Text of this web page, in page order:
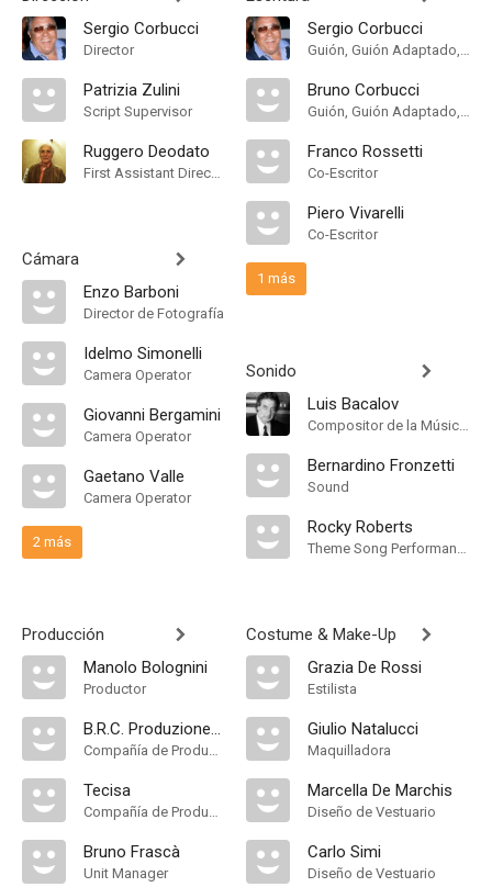
Sergio Corbucci
Director
Patrizia Zulini
Script Supervisor
Ruggero Deodato
First Assistant Director
Cámara
Enzo Barboni
Director de Fotografía
Idelmo Simonelli
Camera Operator
Giovanni Bergamini
Camera Operator
Gaetano Valle
Camera Operator
2 más
Producción
Manolo Bolognini
Productor
B.R.C. Produzione S.r.l
Compañía de Produccion
Tecisa
Compañía de Produccion
Bruno Frascà
Unit Manager
Sergio Corbucci
Guión, Guión Adaptado, Historia
Bruno Corbucci
Guión, Guión Adaptado, Historia
Franco Rossetti
Co-Escritor
Piero Vivarelli
Co-Escritor
1 más
Sonido
Luis Bacalov
Compositor de la Música Original
Bernardino Fronzetti
Sound
Rocky Roberts
Theme Song Performance
Costume & Make-Up
Grazia De Rossi
Estilista
Giulio Natalucci
Maquilladora
Marcella De Marchis
Diseño de Vestuario
Carlo Simi
Diseño de Vestuario